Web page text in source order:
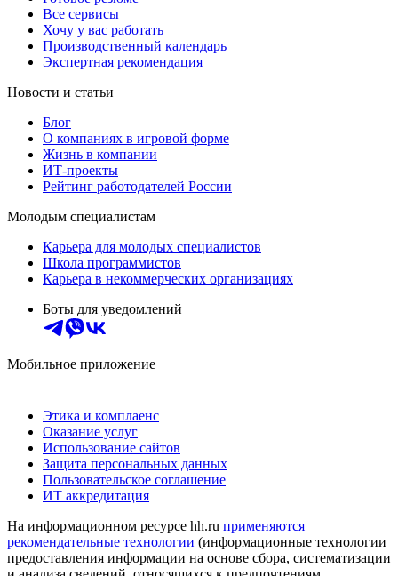
Все сервисы
Хочу у вас работать
Производственный календарь
Экспертная рекомендация
Новости и статьи
Блог
О компаниях в игровой форме
Жизнь в компании
ИТ-проекты
Рейтинг работодателей России
Молодым специалистам
Карьера для молодых специалистов
Школа программистов
Карьера в некоммерческих организациях
Боты для уведомлений
Мобильное приложение
Этика и комплаенс
Оказание услуг
Использование сайтов
Защита персональных данных
Пользовательское соглашение
ИТ аккредитация
На информационном ресурсе hh.ru применяются
рекомендательные технологии (информационные технологии
предоставления информации на основе сбора, систематизации